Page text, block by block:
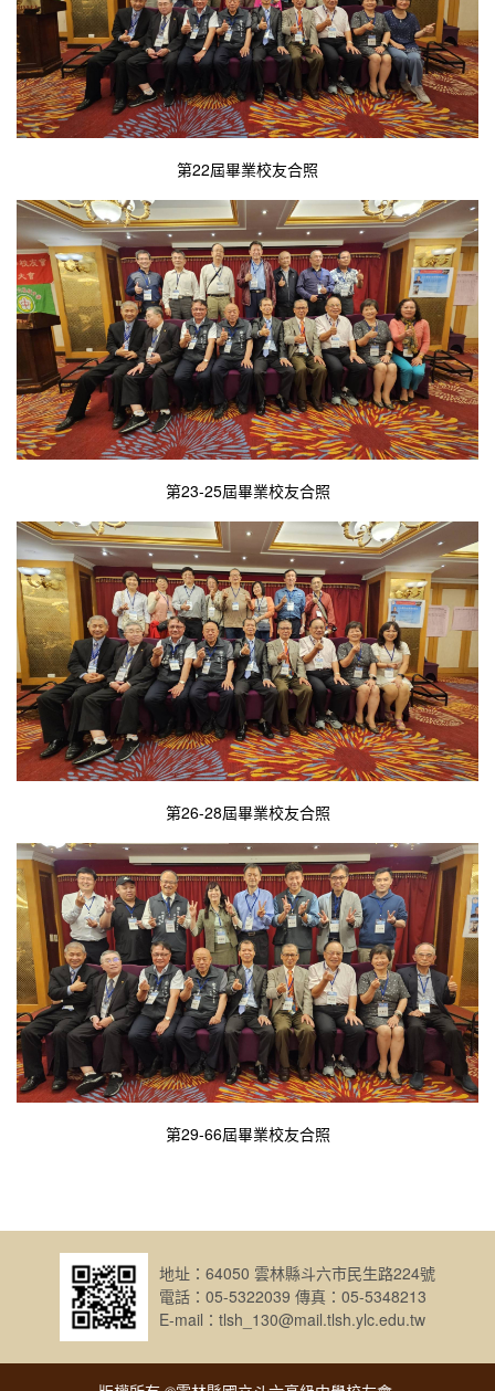
第22屆畢業校友合照
第23-25屆畢業校友合照
第26-28屆畢業校友合照
第29-66屆畢業校友合照
地址：64050 雲林縣斗六市民生路224號
電話：05-5322039 傳真：05-5348213
E-mail：tlsh_130@mail.tlsh.ylc.edu.tw